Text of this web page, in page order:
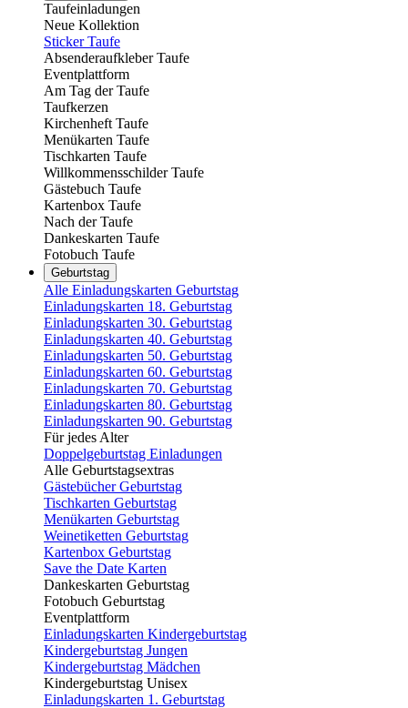
Taufeinladungen
Neue Kollektion
Sticker Taufe
Absenderaufkleber Taufe
Eventplattform
Am Tag der Taufe
Taufkerzen
Kirchenheft Taufe
Menükarten Taufe
Tischkarten Taufe
Willkommensschilder Taufe
Gästebuch Taufe
Kartenbox Taufe
Nach der Taufe
Dankeskarten Taufe
Fotobuch Taufe
Geburtstag
Alle Einladungskarten Geburtstag
Einladungskarten 18. Geburtstag
Einladungskarten 30. Geburtstag
Einladungskarten 40. Geburtstag
Einladungskarten 50. Geburtstag
Einladungskarten 60. Geburtstag
Einladungskarten 70. Geburtstag
Einladungskarten 80. Geburtstag
Einladungskarten 90. Geburtstag
Für jedes Alter
Doppelgeburtstag Einladungen
Alle Geburtstagsextras
Gästebücher Geburtstag
Tischkarten Geburtstag
Menükarten Geburtstag
Weinetiketten Geburtstag
Kartenbox Geburtstag
Save the Date Karten
Dankeskarten Geburtstag
Fotobuch Geburtstag
Eventplattform
Einladungskarten Kindergeburtstag
Kindergeburtstag Jungen
Kindergeburtstag Mädchen
Kindergeburtstag Unisex
Einladungskarten 1. Geburtstag